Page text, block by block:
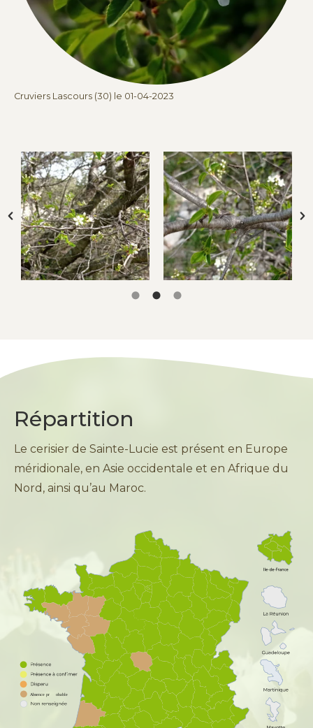
Cruviers Lascours (30) le 01-04-2023
Répartition
Le cerisier de Sainte-Lucie est présent en Europe
méridionale, en Asie occidentale et en Afrique du
Nord, ainsi qu’au Maroc.